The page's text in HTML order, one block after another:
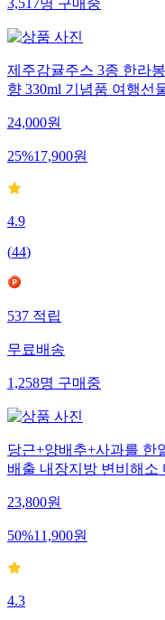
3,517명구매중
제주감귤주스 3종 한라
향 330ml 기념품 여행선
24,000원
25%17,900원
4.9
(44)
537적립
무료배송
1,258명구매중
당근+양배추+사과를 한
배출 내장지방 변비해소
23,800원
50%11,900원
4.3